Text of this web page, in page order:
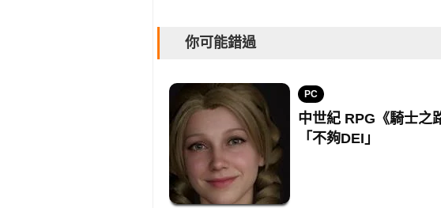
你可能錯過
PC
中世紀 RPG《騎士之
「不夠DEI」